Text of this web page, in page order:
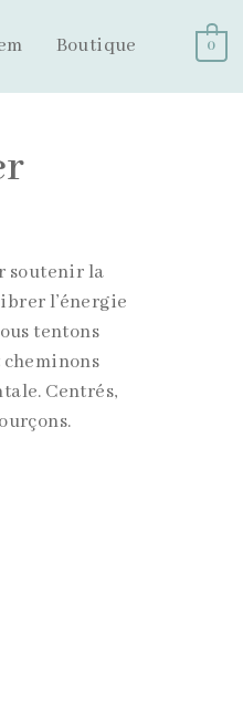
Boutique 0
soutenir la
l’énergie
tentons
Centrés,